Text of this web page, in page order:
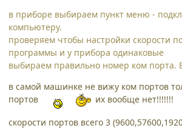
в приборе выбираем пункт меню -
компьютеру.
проверяем чтобы настройки скорости
программы и у прибора одинаковые
выбираем правильно номер ком порта.
в самой машинке не вижу ком портов
портов
их вообще нет!!!!!!!
скорости портов всего 3